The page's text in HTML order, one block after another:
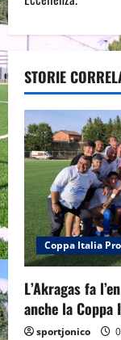
a
v
i
g
a
t
i
o
n
STORIE
Coppa Italia
L’Akragas fa
anche la Coppa
sportjonico